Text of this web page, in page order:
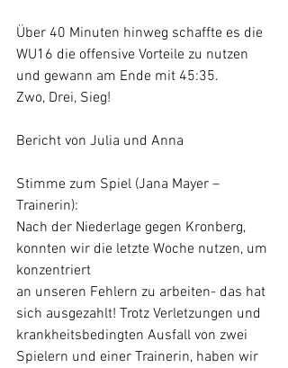
Über 40 Minuten hinweg schaffte es die
WU16 die offensive Vorteile zu nutzen
und gewann am Ende mit 45:35.
Zwo, Drei, Sieg!
Bericht von Julia und Anna
Stimme zum Spiel (Jana Mayer –
Trainerin):
Nach der Niederlage gegen Kronberg,
konnten wir die letzte Woche nutzen, um
konzentriert
an unseren Fehlern zu arbeiten- das hat
sich ausgezahlt! Trotz Verletzungen und
krankheitsbedingten Ausfall von zwei
Spielern und einer Trainerin, haben wir